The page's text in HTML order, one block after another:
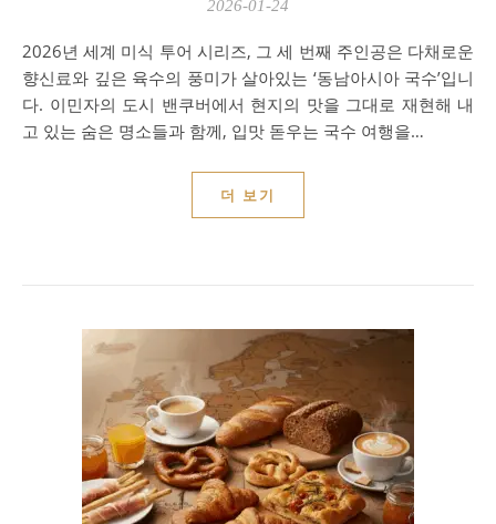
2026-01-24
2026년 세계 미식 투어 시리즈, 그 세 번째 주인공은 다채로운
향신료와 깊은 육수의 풍미가 살아있는 ‘동남아시아 국수’입니
다. 이민자의 도시 밴쿠버에서 현지의 맛을 그대로 재현해 내
고 있는 숨은 명소들과 함께, 입맛 돋우는 국수 여행을…
더 보기